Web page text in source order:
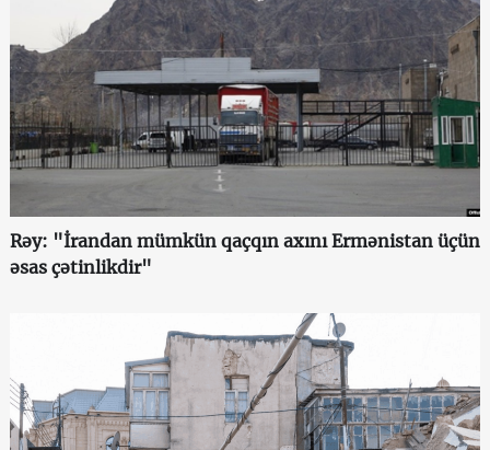
Rəy: "İrandan mümkün qaçqın axını Ermənistan üçün
əsas çətinlikdir"